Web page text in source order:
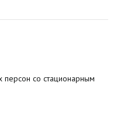
персон со стационарным